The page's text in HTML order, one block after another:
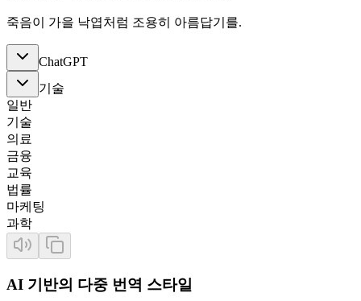
죽음이 가을 낙엽처럼 조용히 아름답기를.
ChatGPT
기술
일반
기술
의료
금융
교육
법률
마케팅
과학
AI 기반의 다중 번역 스타일